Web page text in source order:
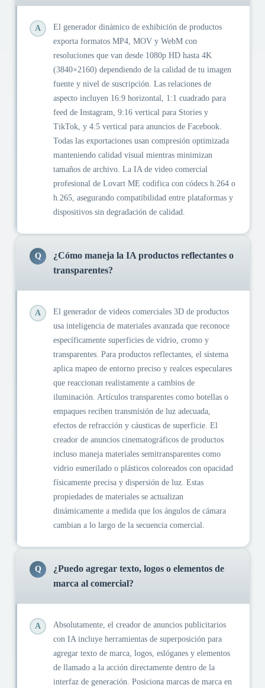
A
El generador dinámico de exhibición de productos
exporta formatos MP4, MOV y WebM con
resoluciones que van desde 1080p HD hasta 4K
(3840×2160) dependiendo de la calidad de tu imagen
fuente y nivel de suscripción. Las relaciones de
aspecto incluyen 16:9 horizontal, 1:1 cuadrado para
feed de Instagram, 9:16 vertical para Stories y
TikTok, y 4:5 vertical para anuncios de Facebook.
Todas las exportaciones usan compresión optimizada
manteniendo calidad visual mientras minimizan
tamaños de archivo. La IA de video comercial
profesional de Lovart ME codifica con códecs h.264 o
h.265, asegurando compatibilidad entre plataformas y
dispositivos sin degradación de calidad.
Q
¿Cómo maneja la IA productos reflectantes o
transparentes?
A
El generador de videos comerciales 3D de productos
usa inteligencia de materiales avanzada que reconoce
específicamente superficies de vidrio, cromo y
transparentes. Para productos reflectantes, el sistema
aplica mapeo de entorno preciso y realces especulares
que reaccionan realistamente a cambios de
iluminación. Artículos transparentes como botellas o
empaques reciben transmisión de luz adecuada,
efectos de refracción y cáusticas de superficie. El
creador de anuncios cinematográficos de productos
incluso maneja materiales semitransparentes como
vidrio esmerilado o plásticos coloreados con opacidad
físicamente precisa y dispersión de luz. Estas
propiedades de materiales se actualizan
dinámicamente a medida que los ángulos de cámara
cambian a lo largo de la secuencia comercial.
Q
¿Puedo agregar texto, logos o elementos de
marca al comercial?
A
Absolutamente, el creador de anuncios publicitarios
con IA incluye herramientas de superposición para
agregar texto de marca, logos, eslóganes y elementos
de llamado a la acción directamente dentro de la
interfaz de generación. Posiciona marcas de marca en